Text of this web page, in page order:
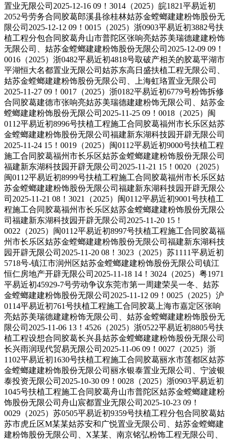
置业无限公司2025-12-16 09！3014（2025）皖1821平易近初
2052号劳务合同胶葛郎溪县徐桂林姑苏金螳螂建建粉饰股份无
限公司2025-12-12 09！0015（2025）浙0903平易近初3882号扶
植工程分包合同胶葛舟山市普陀区张响亮姑苏美瑞德建建粉饰
无限公司、姑苏金螳螂建建粉饰股份无限公司2025-12-09 09！
0016（2025）浙0482平易近初4818号取破产相关的胶葛平湖市
平湖恒大名都置业无限公司姑苏东高日盛扶植工程无限公司、
姑苏金螳螂建建粉饰股份无限公司、上海虹珞置业无限公司
2025-11-27 09！0017（2025）浙0182平易近初6779号粉饰拆修
合同胶葛建德市张响亮姑苏美瑞德建建粉饰无限公司、姑苏金
螳螂建建粉饰股份无限公司2025-11-25 09！0018（2025）闽
0112平易近初8996号扶植工程施工合同胶葛福州市长乐区姑苏
金螳螂建建粉饰股份无限公司福建新东湖科技园开辟无限公司
2025-11-24 15！0019（2025）闽0112平易近初9000号扶植工程
施工合同胶葛福州市长乐区姑苏金螳螂建建粉饰股份无限公司
福建新东湖科技园开辟无限公司2025-11-21 15！0020（2025）
闽0112平易近初8999号扶植工程施工合同胶葛福州市长乐区姑
苏金螳螂建建粉饰股份无限公司福建新东湖科技园开辟无限公
司2025-11-21 08！3021（2025）闽0112平易近初9001号扶植工
程施工合同胶葛福州市长乐区姑苏金螳螂建建粉饰股份无限公
司福建新东湖科技园开辟无限公司2025-11-20 15！
0022（2025）闽0112平易近初8997号扶植工程施工合同胶葛福
州市长乐区姑苏金螳螂建建粉饰股份无限公司福建新东湖科技
园开辟无限公司2025-11-20 08！3023（2025）苏1111平易近初
5718号-镇江市润州区姑苏金螳螂建建粉饰股份无限公司镇江
恒仁房地产开辟无限公司2025-11-18 14！3024（2025）粤1971
平易近初45929-7号劳动争议东莞市第一周建荣吴一冬、姑苏
金螳螂建建粉饰股份无限公司2025-11-12 09！0025（2025）沪
0114平易近初761号扶植工程施工合同胶葛上海市嘉定区张响
亮姑苏美瑞德建建粉饰无限公司、姑苏金螳螂建建粉饰股份无
限公司2025-11-06 13！4526（2025）浙0522平易近初8805号扶
植工程设想合同胶葛长兴县姑苏金螳螂建建粉饰股份无限公司
长兴雨润现代贸易无限公司2025-11-06 09！0027（2025）浙
1102平易近初1630号扶植工程施工合同胶葛丽水市莲都区姑苏
金螳螂建建粉饰股份无限公司丽水银泰置业无限公司、宁波银
泰投资无限公司2025-10-30 09！0028（2025）浙0903平易近初
1045号扶植工程施工合同胶葛舟山市普陀区姑苏金螳螂建建粉
饰股份无限公司舟山宸都置业无限公司2025-10-23 09！
0029（2025）苏0505平易近初9359号扶植工程分包合同胶葛姑
苏市虎丘区M某某姑苏安和广悦置业无限公司、姑苏金螳螂建
建粉饰股份无限公司、X某某、南京铭弘粉饰工程无限公司、